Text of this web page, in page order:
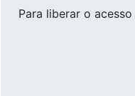
Para liberar o acesso